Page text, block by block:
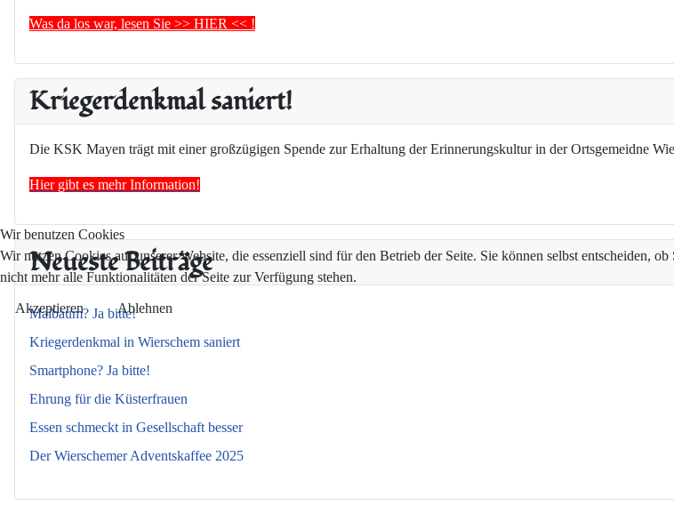
Was da los war, lesen Sie >> HIER << !
Kriegerdenkmal saniert!
Die KSK Mayen trägt mit einer großzügigen Spende zur Erhaltung der Erinnerungskultur in der Ortsgemeidne
Hier gibt es mehr Information!
Neueste Beiträge
Maibaum? Ja bitte!
Kriegerdenkmal in Wierschem saniert
Smartphone? Ja bitte!
Ehrung für die Küsterfrauen
Essen schmeckt in Gesellschaft besser
Der Wierschemer Adventskaffee 2025
Wir benutzen Cookies
Wir nutzen Cookies auf unserer Website, die essenziell sind für den Betrieb der Seite. Sie können selbst entscheiden,
nicht mehr alle Funktionalitäten der Seite zur Verfügung stehen.
Akzeptieren Ablehnen